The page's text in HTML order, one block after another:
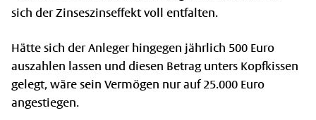
sich der Zinseszinseffekt voll entfalten.
Hätte sich der Anleger hingegen jährlich 500 Euro
auszahlen lassen und diesen Betrag unters Kopfkissen
gelegt, wäre sein Vermögen nur auf 25.000 Euro
angestiegen.